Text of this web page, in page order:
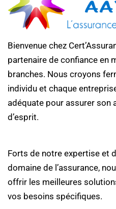
Bienvenue chez
partenaire de confiance en
branches. Nous croyons
individu et chaque
adéquate pour assurer son
d’esprit.
Forts de notre expertise et
domaine de l’assurance,
offrir les meilleures
vos besoins spécifiques.